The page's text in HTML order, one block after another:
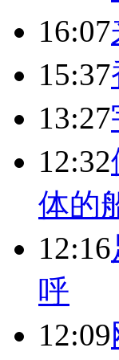
16:07
15:37
13:27
12:32
体的
12:16
呼
12:09